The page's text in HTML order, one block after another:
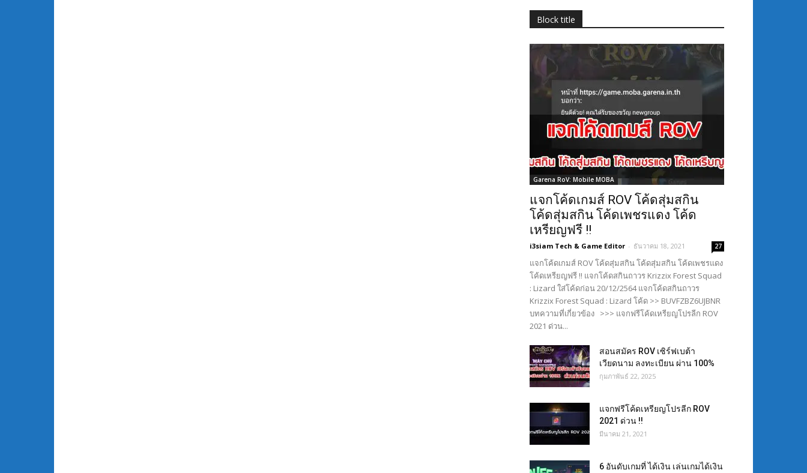
Block title
Garena RoV: Mobile MOBA
แจกโค้ดเกมส์ ROV โค้ดสุ่มสกิน
โค้ดสุ่มสกิน โค้ดเพชรแดง โค้ด
เหรียญฟรี !!
i3siam Tech & Game Editor - ธันวาคม 18, 2021 27
แจกโค้ดเกมส์ ROV โค้ดสุ่มสกิน โค้ดสุ่มสกิน โค้ดเพชรแดง
โค้ดเหรียญฟรี !! แจกโค้ดสกินถาวร Krizzix Forest Squad
: Lizard ใส่โค้ดก่อน 20/12/2564 แจกโค้ดสกินถาวร
Krizzix Forest Squad : Lizard โค้ด >> BUVFZBZ6UJBNR
บทความที่เกี่ยวข้อง >>> แจกฟรีโค้ดเหรียญโปรลีก ROV
2021 ด่วน...
สอนสมัคร ROV เซิร์ฟเบต้า
เวียดนาม ลงทะเบียน ผ่าน 100%
กุมภาพันธ์ 22, 2025
แจกฟรีโค้ดเหรียญโปรลีก ROV
2021 ด่วน !!
มีนาคม 21, 2021
6 อันดับเกมที่ ได้เงิน เล่นเกมได้เงิน